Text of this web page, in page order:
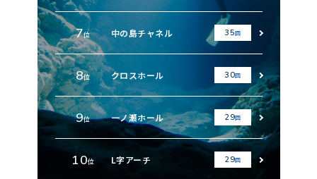
7位 中の島チャネル 35回
8位 クロスホール 30回
9位 一ノ瀬ホール 29回
10位 L字アーチ 29回